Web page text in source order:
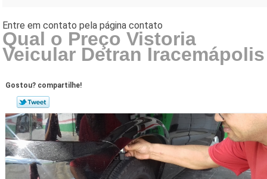
Qual o Preço Vistoria
Veicular Detran Iracemápolis
Gostou? compartilhe!